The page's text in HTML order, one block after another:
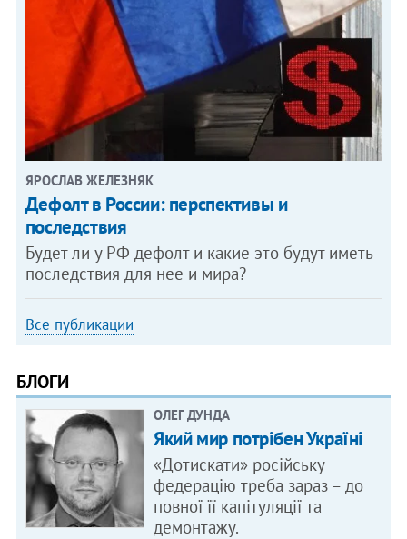
ЯРОСЛАВ ЖЕЛЕЗНЯК
Дефолт в России: перспективы и
последствия
Будет ли у РФ дефолт и какие это будут иметь
последствия для нее и мира?
Все публикации
БЛОГИ
ОЛЕГ ДУНДА
Який мир потрібен Україні
«Дотискати» російську
федерацію треба зараз – до
повної її капітуляції та
демонтажу.